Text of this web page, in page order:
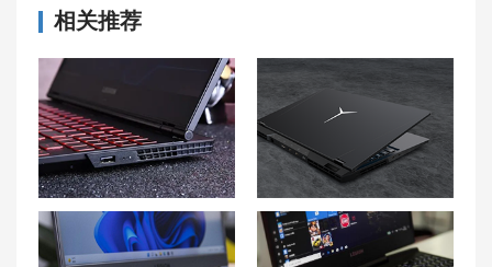
相关推荐
如何解决联想游戏本G5000USB接口识别问题 如何解决联想拯救者 Y9000P笔记本的无线网卡断流问题？